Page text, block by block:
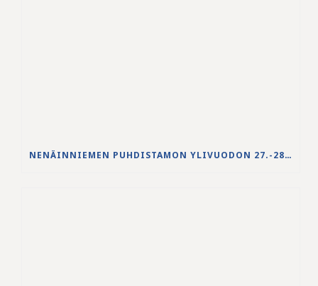
NENÄINNIEMEN PUHDISTAMON YLIVUODON 27.-28.5.2026 VESISTÖVAIKUTUKSET